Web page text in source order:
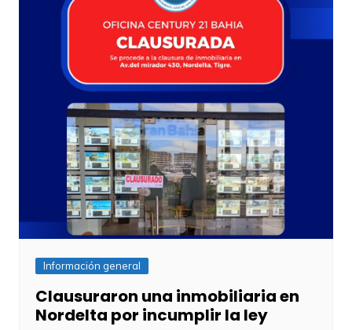
Información general
Clausuraron una inmobiliaria en
Nordelta por incumplir la ley